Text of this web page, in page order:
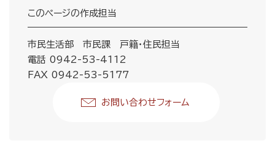
このページの作成担当
市民生活部 市民課 戸籍・住民担当
電話 0942-53-4112
FAX 0942-53-5177
お問い合わせフォーム